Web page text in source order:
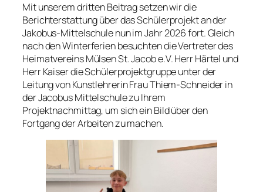
Mit unserem dritten Beitrag setzen wir die
Berichterstattung über das Schülerprojekt an der
Jakobus-Mittelschule nun im Jahr 2026 fort. Gleich
nach den Winterferien besuchten die Vertreter des
Heimatvereins Mülsen St. Jacob e.V. Herr Härtel und
Herr Kaiser die Schülerprojektgruppe unter der
Leitung von Kunstlehrerin Frau Thiem-Schneider in
der Jacobus Mittelschule zu Ihrem
Projektnachmittag, um sich ein Bild über den
Fortgang der Arbeiten zu machen.